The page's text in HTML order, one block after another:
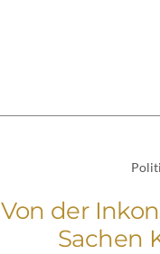
Von der
Sachen